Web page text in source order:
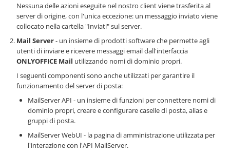
Nessuna delle azioni eseguite nel nostro client viene trasferita al
server di origine, con l'unica eccezione: un messaggio inviato viene
collocato nella cartella "Inviati" sul server.
Mail Server- un insieme di prodotti software che permette agli
utenti di inviare e ricevere messaggi email dall'interfaccia
ONLYOFFICE Mail utilizzando nomi di dominio propri.
I seguenti componenti sono anche utilizzati per garantire il
funzionamento del server di posta:
MailServer API - un insieme di funzioni per connettere nomi di
dominio propri, creare e configurare caselle di posta, alias e
gruppi di posta.
MailServer WebUI - la pagina di amministrazione utilizzata per
l'interazione con l'API MailServer.